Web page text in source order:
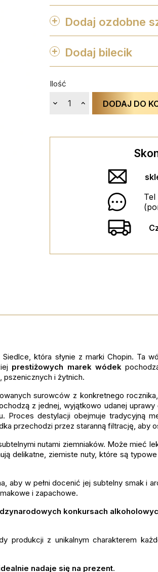
Dodaj ozdobne

ZESTAW 2
65,00 PLN
Dodaj bilecik

BILECIK Z
9,90 PLN
Ilość
DODAJ DO
Tel
która słynie z marki Chopin. Ta
prestiżowych marek wódek
pszenicznych i żytnich.
surowców z konkretnego
z jednej, wyjątkowo udanej
destylacji obejmuje tradycyjną
przechodzi przez staranną filtrację, aby
nutami ziemniaków. Może mieć
delikatne, ziemiste nuty, które są
aby w pełni docenić jej subtelny smak i
i zapachowe.
konkursach
produkcji z unikalnym charakterem
nadaje się na prezent.